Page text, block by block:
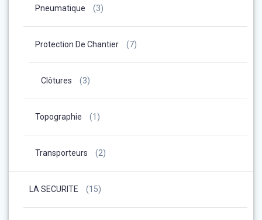
Pneumatique (3)
Protection De Chantier (7)
Clôtures (3)
Topographie (1)
Transporteurs (2)
LA SECURITE (15)